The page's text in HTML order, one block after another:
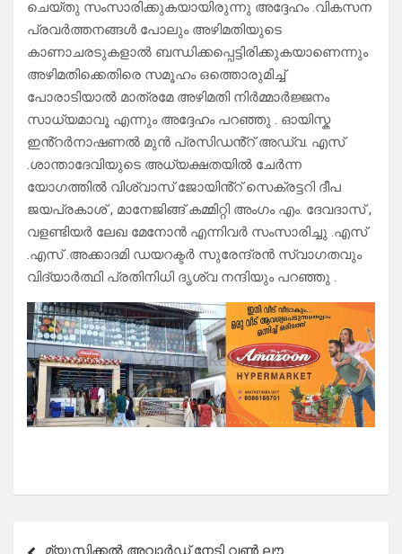
ചെയ്തു സംസാരിക്കുകയായിരുന്നു അദ്ദേഹം .വികസന
പ്രവർത്തനങ്ങൾ പോലും അഴിമതിയുടെ
കാണാചരടുകളാൽ ബന്ധിക്കപ്പെട്ടിരിക്കുകയാണെന്നും
അഴിമതിക്കെതിരെ സമൂഹം ഒത്തൊരുമിച്ച്
പോരാടിയാൽ മാത്രമേ അഴിമതി നിർമ്മാർജ്ജനം
സാധ്യമാവൂ എന്നും അദ്ദേഹം പറഞ്ഞു . ഓയിസ്ക
ഇൻ്റർനാഷണൽ മുൻ പ്രസിഡൻ്റ് അഡ്വ. എസ്
.ശാന്താദേവിയുടെ അധ്യക്ഷതയിൽ ചേർന്ന
യോഗത്തിൽ വിശ്വാസ് ജോയിൻ്റ് സെക്രട്ടറി ദീപ
ജയപ്രകാശ് , മാനേജിങ്ങ് കമ്മിറ്റി അംഗം എം. ദേവദാസ് ,
വളണ്ടിയർ ലേഖ മേനോൻ എന്നിവർ സംസാരിച്ചു .എസ്
.എസ് .അക്കാദമി ഡയറക്ടർ സുരേന്ദ്രൻ സ്വാഗതവും
വിദ്യാർത്ഥി പ്രതിനിധി ദൃശ്വ നന്ദിയും പറഞ്ഞു .